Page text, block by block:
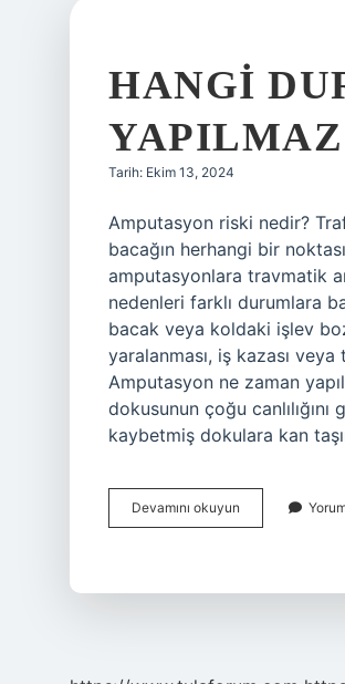
HANGI
YAPILMAZ
Tarih: Ekim 13, 2024
Amputasyon riski nedir?
bacağın herhangi bir
amputasyonlara travmatik
nedenleri farklı durumlara
bacak veya koldaki işlev
yaralanması, iş kazası
Amputasyon ne zaman
dokusunun çoğu
kaybetmiş dokulara kan
Devamını okuyun
Durumlarda